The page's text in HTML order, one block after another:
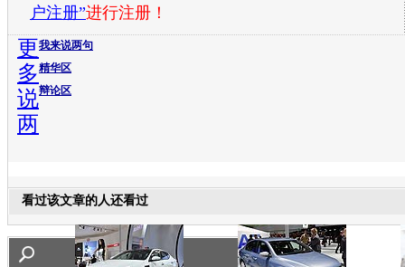
户注册”进行注册！
我来说两句
精华区
辩论区
更
多
说
两
看过该文章的人还看过